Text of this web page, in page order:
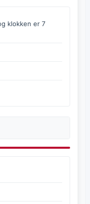
klokken er 7